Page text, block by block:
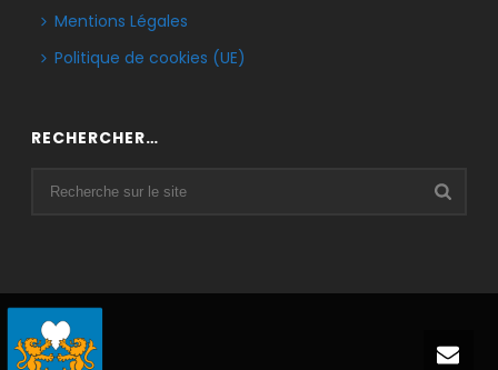
Mentions Légales
Politique de cookies (UE)
RECHERCHER…